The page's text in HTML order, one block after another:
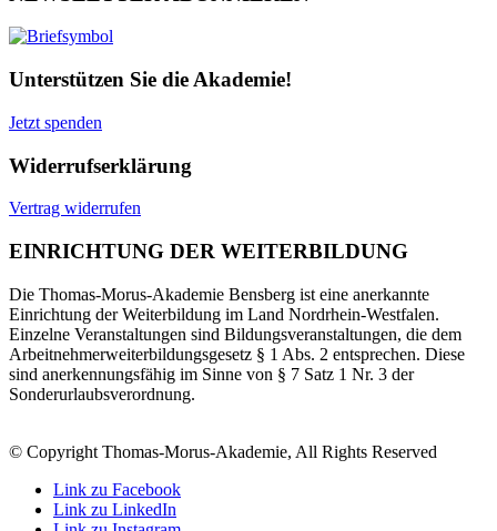
Unterstützen Sie die Akademie!
Jetzt spenden
Widerrufserklärung
Vertrag widerrufen
EINRICHTUNG DER WEITERBILDUNG
Die Thomas-Morus-Akademie Bensberg ist eine anerkannte
Einrichtung der Weiterbildung im Land Nordrhein-Westfalen.
Einzelne Veranstaltungen sind Bildungsveranstaltungen, die dem
Arbeitnehmerweiterbildungsgesetz § 1 Abs. 2 entsprechen. Diese
sind anerkennungsfähig im Sinne von § 7 Satz 1 Nr. 3 der
Sonderurlaubsverordnung.
© Copyright Thomas-Morus-Akademie, All Rights Reserved
Link zu Facebook
Link zu LinkedIn